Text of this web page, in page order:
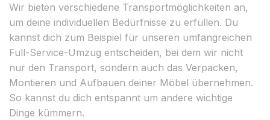
Wir bieten verschiedene Transportmöglichkeiten an,
um deine individuellen Bedürfnisse zu erfüllen. Du
kannst dich zum Beispiel für unseren umfangreichen
Full-Service-Umzug entscheiden, bei dem wir nicht
nur den Transport, sondern auch das Verpacken,
Montieren und Aufbauen deiner Möbel übernehmen.
So kannst du dich entspannt um andere wichtige
Dinge kümmern.